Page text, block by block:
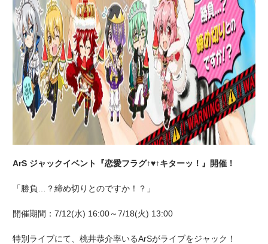
ArS ジャックイベント『恋愛フラグ↑♥↑キターッ！』開催！
「勝負…？締め切りとのですか！？」
開催期間：7/12(水) 16:00～7/18(火) 13:00
特別ライブにて、桃井恭介率いるArSがライブをジャック！